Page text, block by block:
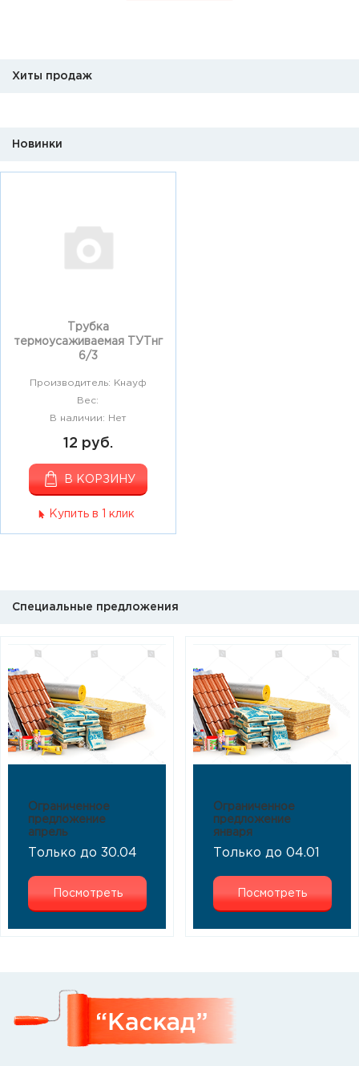
Хиты продаж
Новинки
Трубка
термоусаживаемая ТУТнг
6/3
Производитель: Кнауф
Вес:
В наличии: Нет
12 руб.
В КОРЗИНУ
Купить в 1 клик
Специальные предложения
Ограниченное
предложение
апрель
Только до 30.04
Посмотреть
Ограниченное
предложение
января
Только до 04.01
Посмотреть